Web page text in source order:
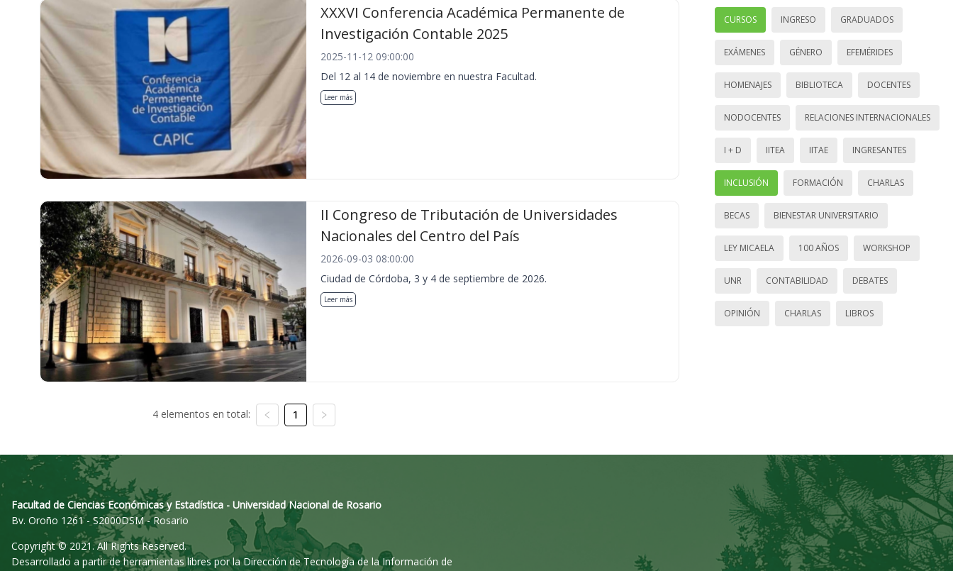
XXXVI Conferencia Académica Permanente de
Investigación Contable 2025
2025-11-12 09:00:00
Del 12 al 14 de noviembre en nuestra Facultad.
Leer más
II Congreso de Tributación de Universidades
Nacionales del Centro del País
2026-09-03 08:00:00
Ciudad de Córdoba, 3 y 4 de septiembre de 2026.
Leer más
4 elementos en total: 1
CURSOS INGRESO GRADUADOS
EXÁMENES GÉNERO EFEMÉRIDES
HOMENAJES BIBLIOTECA DOCENTES
NODOCENTES RELACIONES INTERNACIONALES
I + D IITEA IITAE INGRESANTES
INCLUSIÓN FORMACIÓN CHARLAS
BECAS BIENESTAR UNIVERSITARIO
LEY MICAELA 100 AÑOS WORKSHOP
UNR CONTABILIDAD DEBATES
OPINIÓN CHARLAS LIBROS
Facultad de Ciencias Económicas y Estadística - Universidad Nacional de Rosario
Bv. Oroño 1261 - S2000DSM - Rosario
Copyright © 2021. All Rights Reserved.
Desarrollado a partir de herramientas libres por la Dirección de Tecnología de la Información de